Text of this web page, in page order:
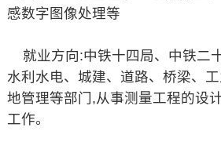
感数字图像处理等
就业方向:中铁十四局、中铁二
水利水电、城建、道路、桥梁、
地管理等部门,从事测量工程的设
工作。